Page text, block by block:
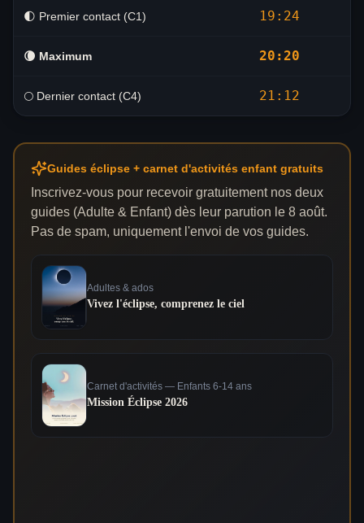
🌓 Premier contact (C1) 19:24
🌘 Maximum 20:20
🌕 Dernier contact (C4) 21:12
Guides éclipse + carnet d'activités enfant gratuits
Inscrivez-vous pour recevoir gratuitement nos deux
guides (Adulte & Enfant) dès leur parution le 8 août.
Pas de spam, uniquement l'envoi de vos guides.
Adultes & ados
Vivez l'éclipse, comprenez le ciel
Carnet d'activités — Enfants 6-14 ans
Mission Éclipse 2026